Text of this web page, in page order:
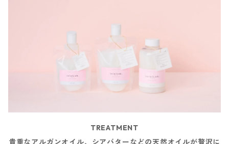
TREATMENT
貴重なアルガンオイル、シアバターなどの天然オイルが贅沢に